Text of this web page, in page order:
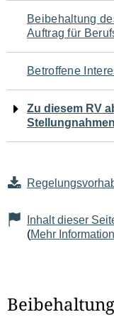
Navigation
für
den
Beibehaltung
Auftrag für
Betroffene
Zu diesem RV
Inhalt dieser
(Mehr